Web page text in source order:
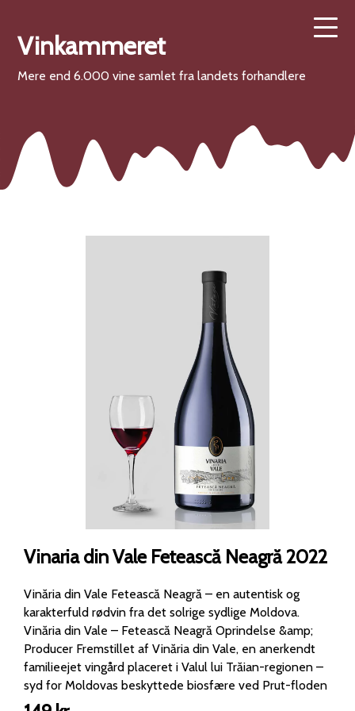
Vinkammeret
Mere end 6.000 vine samlet fra landets forhandlere
Vinaria din Vale Fetească Neagră 2022
Vinăria din Vale Fetească Neagră – en autentisk og
karakterfuld rødvin fra det solrige sydlige Moldova.
Vinăria din Vale – Fetească Neagră Oprindelse &amp;
Producer Fremstillet af Vinăria din Vale, en anerkendt
familieejet vingård placeret i Valul lui Trăian-regionen –
syd for Moldovas beskyttede biosfære ved Prut-floden
og Lake Beleu Druerne er 100 % Fetească Neagră, en